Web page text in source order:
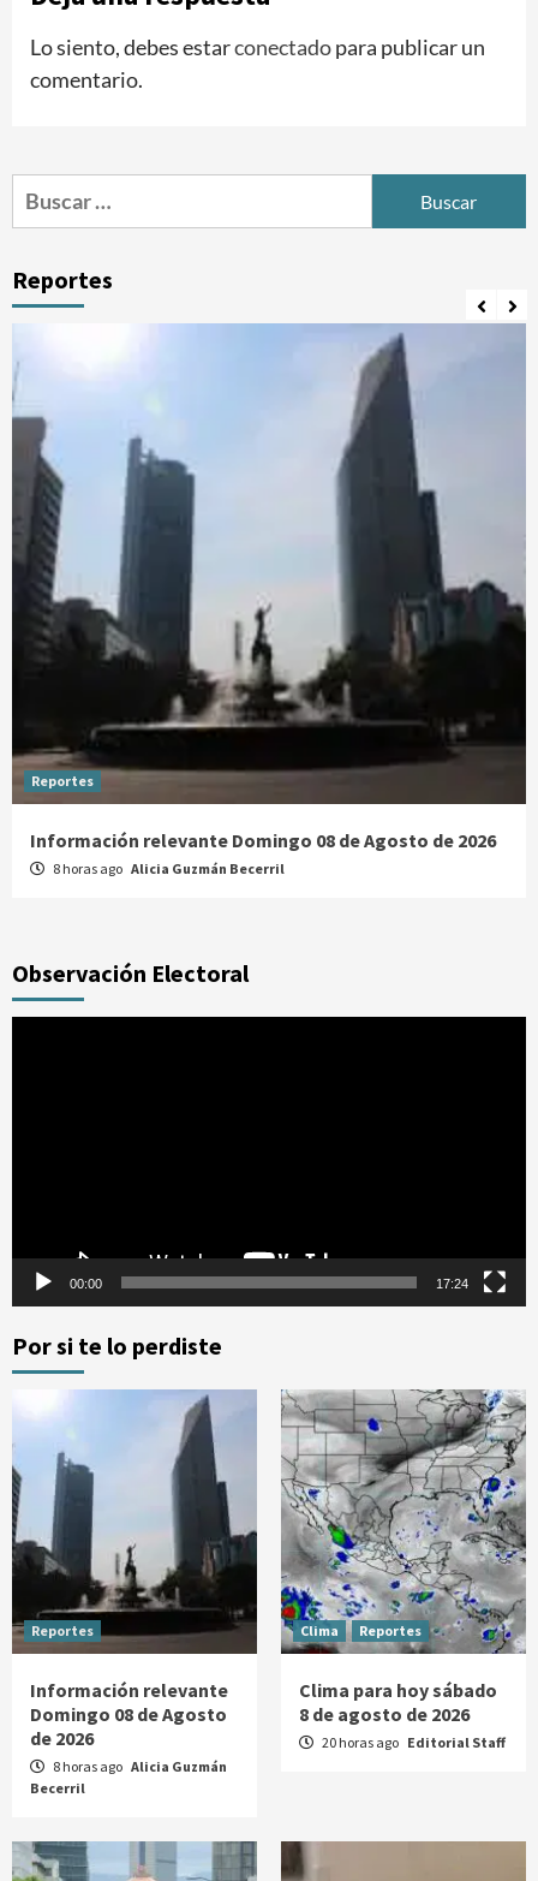
Lo siento, debes estarconectadopara publicar un
comentario.
Buscar:
Reportes
Reportes
Información relevante Domingo 08 de Agosto de 2026
8 horas ago Alicia Guzmán Becerril
Observación Electoral
00:00 17:24
Por si te lo perdiste
Reportes
Información relevante
Domingo 08 de Agosto
de 2026
8 horas ago Alicia Guzmán
Becerril
Clima Reportes
Clima para hoy sábado
8 de agosto de 2026
20 horas ago Editorial Staff